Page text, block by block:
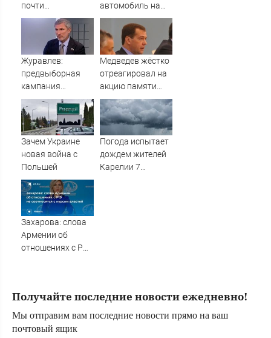
почти
полмиллиона
автомобиль на
дороге Центр —
Артем
Журавлев:
предвыборная
кампания
"Яблока"
оплачивается из
иностранных
источников -
Новости на
Вести.ru
Медведев жёстко
отреагировал на
акцию памяти
жертв Хиросимы
и Нагасаки
Зачем Украине
новая война с
Польшей
Погода испытает
дождем жителей
Карелии 7
Захарова: слова
Армении об
отношениях с РФ
Получайте последние новости ежедневно!
Мы отправим вам последние новости прямо на ваш
почтовый ящик